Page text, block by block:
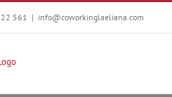
561 | info@coworkinglaeliana.com